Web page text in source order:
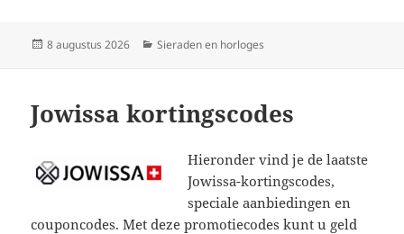
Geplaatst
8 augustus 2026 Categorieën
Sieraden en horloges
Jowissa kortingscodes
Hieronder vind je de laatste
Jowissa-kortingscodes,
speciale aanbiedingen en
couponcodes. Met deze promotiecodes kunt u geld